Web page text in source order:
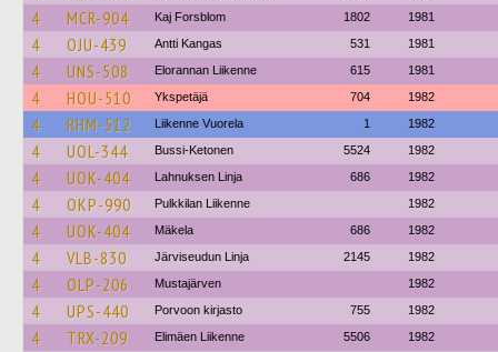
4 MCR-904 Kaj Forsblom 1802 1981
4 OJU-439 Antti Kangas 531 1981
4 UNS-508 Elorannan Liikenne 615 1981
4 HOU-510 Ykspetäjä 704 1982
4 RHM-512 Liikenne Vuorela 1 1982
4 UOL-344 Bussi-Ketonen 5524 1982
4 UOK-404 Lahnuksen Linja 686 1982
4 OKP-990 Pulkkilan Liikenne 1982
4 UOK-404 Mäkela 686 1982
4 VLB-830 Järviseudun Linja 2145 1982
4 OLP-206 Mustajärven 1982
4 UPS-440 Porvoon kirjasto 755 1982
4 TRX-209 Elimäen Liikenne 5506 1982